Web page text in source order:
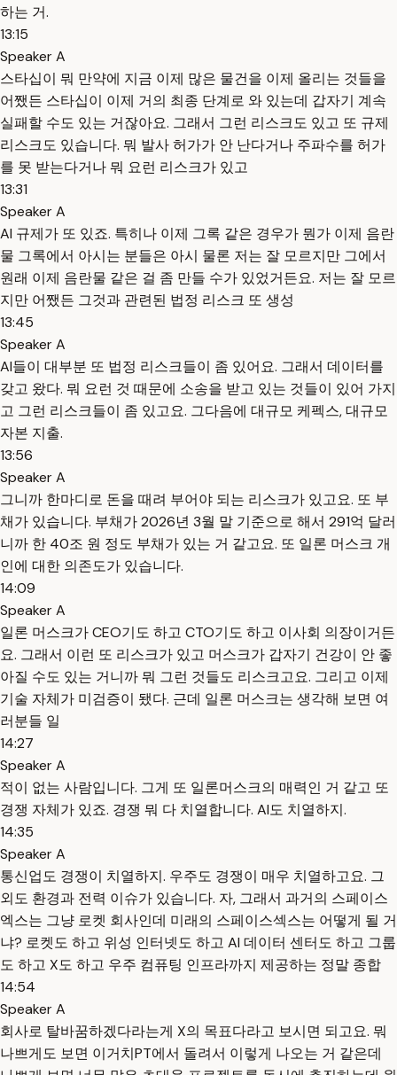
하는 거.
13:15
Speaker A
스타십이 뭐 만약에 지금 이제 많은 물건을 이제 올리는 것들을
어쨌든 스타십이 이제 거의 최종 단계로 와 있는데 갑자기 계속
실패할 수도 있는 거잖아요. 그래서 그런 리스크도 있고 또 규제
리스크도 있습니다. 뭐 발사 허가가 안 난다거나 주파수를 허가
를 못 받는다거나 뭐 요런 리스크가 있고
13:31
Speaker A
AI 규제가 또 있죠. 특히나 이제 그록 같은 경우가 뭔가 이제 음란
물 그록에서 아시는 분들은 아시 물론 저는 잘 모르지만 그에서
원래 이제 음란물 같은 걸 좀 만들 수가 있었거든요. 저는 잘 모르
지만 어쨌든 그것과 관련된 법정 리스크 또 생성
13:45
Speaker A
AI들이 대부분 또 법정 리스크들이 좀 있어요. 그래서 데이터를
갖고 왔다. 뭐 요런 것 때문에 소송을 받고 있는 것들이 있어 가지
고 그런 리스크들이 좀 있고요. 그다음에 대규모 케펙스, 대규모
자본 지출.
13:56
Speaker A
그니까 한마디로 돈을 때려 부어야 되는 리스크가 있고요. 또 부
채가 있습니다. 부채가 2026년 3월 말 기준으로 해서 291억 달러
니까 한 40조 원 정도 부채가 있는 거 같고요. 또 일론 머스크 개
인에 대한 의존도가 있습니다.
14:09
Speaker A
일론 머스크가 CEO기도 하고 CTO기도 하고 이사회 의장이거든
요. 그래서 이런 또 리스크가 있고 머스크가 갑자기 건강이 안 좋
아질 수도 있는 거니까 뭐 그런 것들도 리스크고요. 그리고 이제
기술 자체가 미검증이 됐다. 근데 일론 머스크는 생각해 보면 여
러분들 일
14:27
Speaker A
적이 없는 사람입니다. 그게 또 일론머스크의 매력인 거 같고 또
경쟁 자체가 있죠. 경쟁 뭐 다 치열합니다. AI도 치열하지.
14:35
Speaker A
통신업도 경쟁이 치열하지. 우주도 경쟁이 매우 치열하고요. 그
외도 환경과 전력 이슈가 있습니다. 자, 그래서 과거의 스페이스
엑스는 그냥 로켓 회사인데 미래의 스페이스섹스는 어떻게 될 거
냐? 로켓도 하고 위성 인터넷도 하고 AI 데이터 센터도 하고 그룹
도 하고 X도 하고 우주 컴퓨팅 인프라까지 제공하는 정말 종합
14:54
Speaker A
회사로 탈바꿈하겠다라는게 X의 목표다라고 보시면 되고요. 뭐
나쁘게도 보면 이거치PT에서 돌려서 이렇게 나오는 거 같은데